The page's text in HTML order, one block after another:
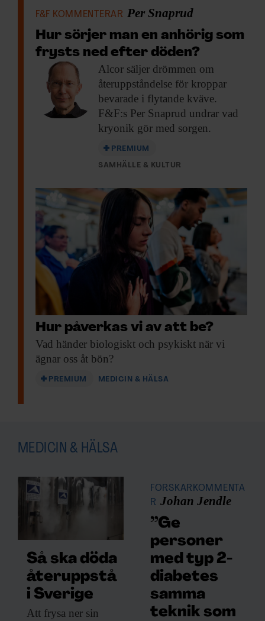
F&F KOMMENTERAR Per Snaprud
Hur sörjer man en anhörig som
frysts ned efter döden?
Alcor säljer drömmen om
återuppståndelse för kroppar
bevarade i flytande kväve.
F&F:s Per Snaprud undrar vad
kryonik gör med sorgen.
PREMIUM
SAMHÄLLE & KULTUR
Hur påverkas vi av att be?
Vad händer biologiskt och psykiskt när vi
ägnar oss åt bön?
PREMIUM MEDICIN & HÄLSA
MEDICIN & HÄLSA
Så ska döda
återuppstå
i Sverige
Att frysa ner sin
FORSKARKOMMENTA
R Johan Jendle
”Ge
personer
med typ 2-
diabetes
samma
teknik som